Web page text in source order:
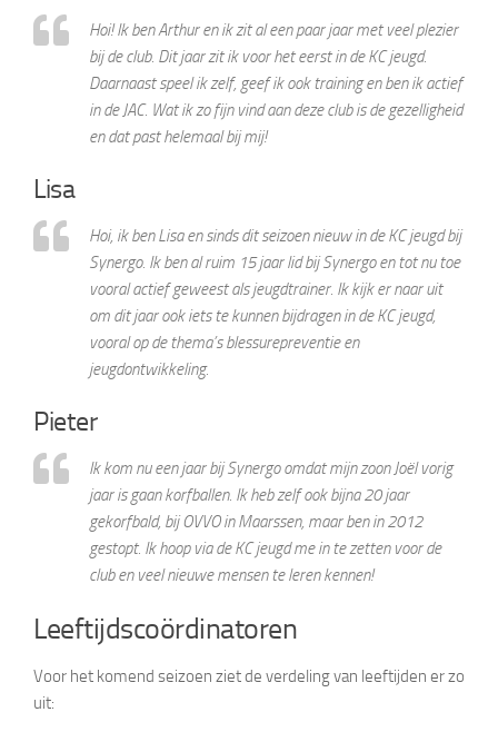
Hoi! Ik ben Arthur en ik zit al een paar jaar met veel plezier
bij de club. Dit jaar zit ik voor het eerst in de KC jeugd.
Daarnaast speel ik zelf, geef ik ook training en ben ik actief
in de JAC. Wat ik zo fijn vind aan deze club is de gezelligheid
en dat past helemaal bij mij!
Lisa
Hoi, ik ben Lisa en sinds dit seizoen nieuw in de KC jeugd bij
Synergo. Ik ben al ruim 15 jaar lid bij Synergo en tot nu toe
vooral actief geweest als jeugdtrainer. Ik kijk er naar uit
om dit jaar ook iets te kunnen bijdragen in de KC jeugd,
vooral op de thema’s blessurepreventie en
jeugdontwikkeling.
Pieter
Ik kom nu een jaar bij Synergo omdat mijn zoon Joël vorig
jaar is gaan korfballen. Ik heb zelf ook bijna 20 jaar
gekorfbald, bij OVVO in Maarssen, maar ben in 2012
gestopt. Ik hoop via de KC jeugd me in te zetten voor de
club en veel nieuwe mensen te leren kennen!
Leeftijdscoördinatoren
Voor het komend seizoen ziet de verdeling van leeftijden er zo
uit: